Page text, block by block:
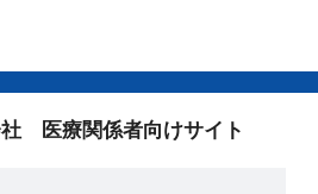
医療関係者向けサイト